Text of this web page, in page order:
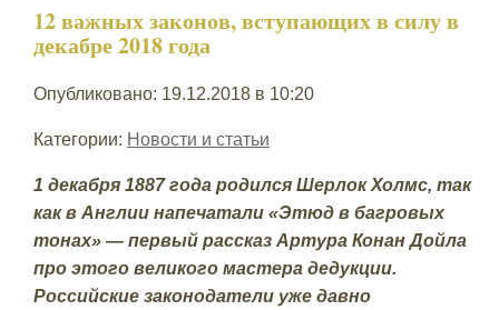
12 важных законов, вступающих в силу в
декабре 2018 года
Опубликовано: 19.12.2018 в 10:20
Категории: Новости и статьи
1 декабря 1887 года родился Шерлок Холмс, так
как в Англии напечатали «Этюд в багровых
тонах» — первый рассказ Артура Конан Дойла
про этого великого мастера дедукции.
Российские законодатели уже давно